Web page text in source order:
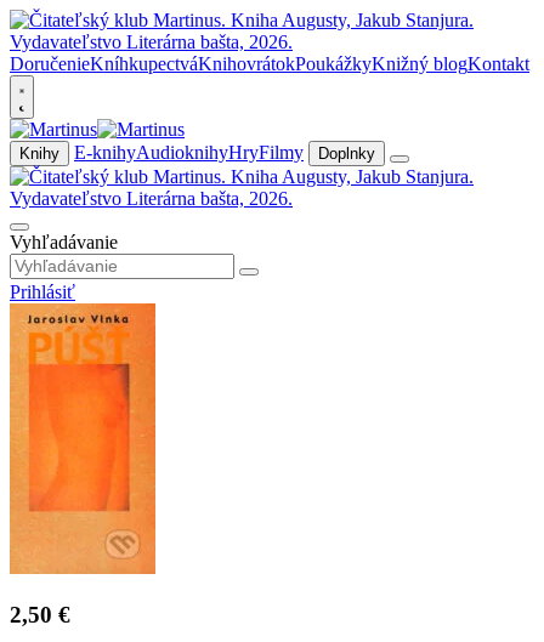
DoručenieKníhkupectváKnihovrátokPoukážkyKnižný blogKontakt
Knihy E-knihyAudioknihyHryFilmy Doplnky
Vyhľadávanie
Prihlásiť
2,50 €